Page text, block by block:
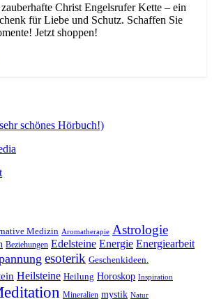
Christ Engelsrufer Kette – ein
für Liebe und Schutz. Schaffen Sie
Jetzt shoppen!
schönes Hörbuch!)
Medizin Aromatherapie Astrologie
Beziehungen Edelsteine Energie Energiearbeit
esoterik Geschenkideen.
Heilsteine Heilung Horoskop Inspiration
Mineralien mystik Natur